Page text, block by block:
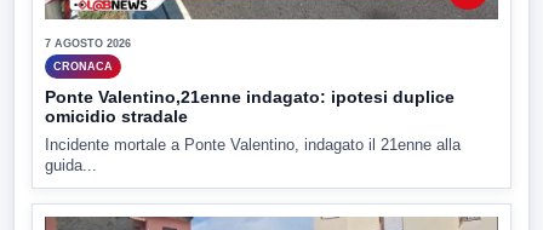
7 AGOSTO 2026
CRONACA
Ponte Valentino,21enne indagato: ipotesi duplice
omicidio stradale
Incidente mortale a Ponte Valentino, indagato il 21enne alla
guida...